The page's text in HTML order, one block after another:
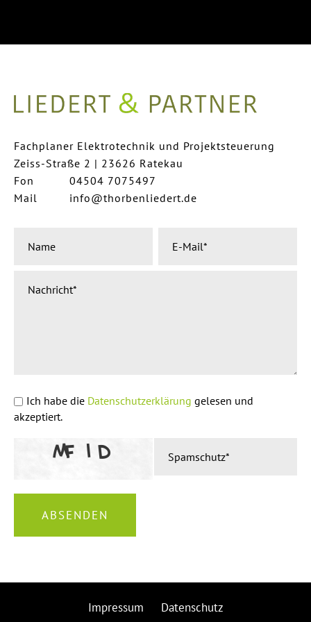
Impressum Datenschutz
Fachplaner Elektrotechnik und Projektsteuerung
Zeiss-Straße 2 | 23626 Ratekau
Fon
04504 7075497
Mail
info@thorbenliedert.de
Ich habe die Datenschutzerklärung gelesen und
akzeptiert.